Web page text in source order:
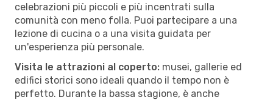
celebrazioni più piccoli e più incentrati sulla
comunità con meno folla. Puoi partecipare a una
lezione di cucina o a una visita guidata per
un'esperienza più personale.
Visita le attrazioni al coperto: musei, gallerie ed
edifici storici sono ideali quando il tempo non è
perfetto. Durante la bassa stagione, è anche